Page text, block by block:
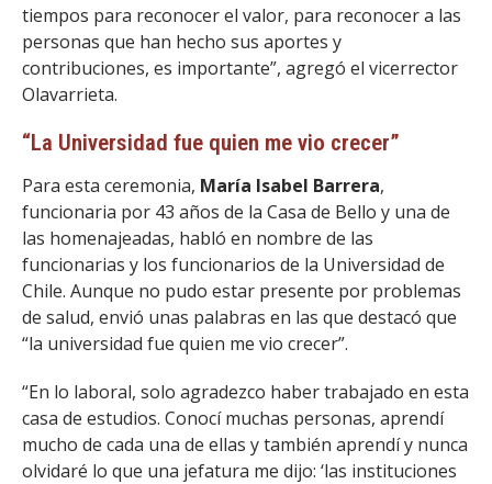
tiempos para reconocer el valor, para reconocer a las
personas que han hecho sus aportes y
contribuciones, es importante”, agregó el vicerrector
Olavarrieta.
“La Universidad fue quien me vio crecer”
Para esta ceremonia, María Isabel Barrera,
funcionaria por 43 años de la Casa de Bello y una de
las homenajeadas, habló en nombre de las
funcionarias y los funcionarios de la Universidad de
Chile. Aunque no pudo estar presente por problemas
de salud, envió unas palabras en las que destacó que
“la universidad fue quien me vio crecer”.
“En lo laboral, solo agradezco haber trabajado en esta
casa de estudios. Conocí muchas personas, aprendí
mucho de cada una de ellas y también aprendí y nunca
olvidaré lo que una jefatura me dijo: ‘las instituciones